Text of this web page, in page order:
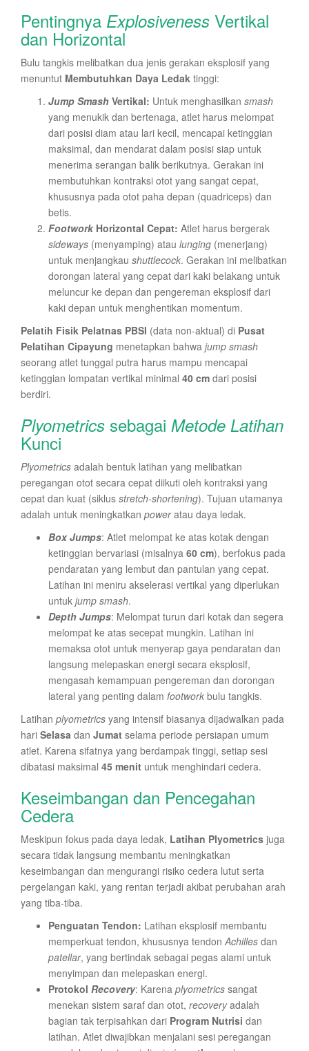
Pentingnya Explosiveness Vertikal
dan Horizontal
Bulu tangkis melibatkan dua jenis gerakan eksplosif yang
menuntut Membutuhkan Daya Ledak tinggi:
Jump Smash Vertikal: Untuk menghasilkan smash
yang menukik dan bertenaga, atlet harus melompat
dari posisi diam atau lari kecil, mencapai ketinggian
maksimal, dan mendarat dalam posisi siap untuk
menerima serangan balik berikutnya. Gerakan ini
membutuhkan kontraksi otot yang sangat cepat,
khususnya pada otot paha depan (quadriceps) dan
betis.
Footwork Horizontal Cepat: Atlet harus bergerak
sideways (menyamping) atau lunging (menerjang)
untuk menjangkau shuttlecock. Gerakan ini melibatkan
dorongan lateral yang cepat dari kaki belakang untuk
meluncur ke depan dan pengereman eksplosif dari
kaki depan untuk menghentikan momentum.
Pelatih Fisik Pelatnas PBSI (data non-aktual) di Pusat
Pelatihan Cipayung menetapkan bahwa jump smash
seorang atlet tunggal putra harus mampu mencapai
ketinggian lompatan vertikal minimal 40 cm dari posisi
berdiri.
Plyometrics sebagai Metode Latihan
Kunci
Plyometrics adalah bentuk latihan yang melibatkan
peregangan otot secara cepat diikuti oleh kontraksi yang
cepat dan kuat (siklus stretch-shortening). Tujuan utamanya
adalah untuk meningkatkan poweratau daya ledak.
Box Jumps: Atlet melompat ke atas kotak dengan
ketinggian bervariasi (misalnya 60 cm), berfokus pada
pendaratan yang lembut dan pantulan yang cepat.
Latihan ini meniru akselerasi vertikal yang diperlukan
untuk jump smash.
Depth Jumps: Melompat turun dari kotak dan segera
melompat ke atas secepat mungkin. Latihan ini
memaksa otot untuk menyerap gaya pendaratan dan
langsung melepaskan energi secara eksplosif,
mengasah kemampuan pengereman dan dorongan
lateral yang penting dalam footwork bulu tangkis.
Latihan plyometrics yang intensif biasanya dijadwalkan pada
hari Selasa dan Jumat selama periode persiapan umum
atlet. Karena sifatnya yang berdampak tinggi, setiap sesi
dibatasi maksimal 45 menit untuk menghindari cedera.
Keseimbangan dan Pencegahan
Cedera
Meskipun fokus pada daya ledak, Latihan Plyometrics juga
secara tidak langsung membantu meningkatkan
keseimbangan dan mengurangi risiko cedera lutut serta
pergelangan kaki, yang rentan terjadi akibat perubahan arah
yang tiba-tiba.
Penguatan Tendon: Latihan eksplosif membantu
memperkuat tendon, khususnya tendonAchilles dan
patellar, yang bertindak sebagai pegas alami untuk
menyimpan dan melepaskan energi.
Protokol Recovery: Karena plyometrics sangat
menekan sistem saraf dan otot, recoveryadalah
bagian tak terpisahkan dari Program Nutrisi dan
latihan. Atlet diwajibkan menjalani sesi peregangan